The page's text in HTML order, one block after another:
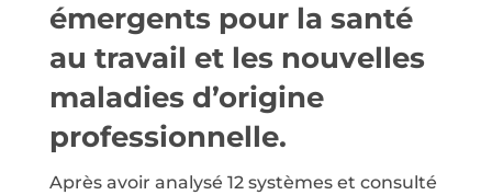
émergents pour la santé
au travail et les nouvelles
maladies d’origine
professionnelle.
Après avoir analysé 12 systèmes et consulté